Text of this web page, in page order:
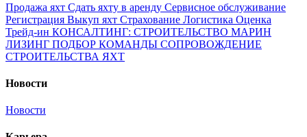
Продажа яхт Сдать яхту в аренду Сервисное обслуживание
Регистрация Выкуп яхт Страхование Логистика Оценка
Трейд-ин КОНСАЛТИНГ: СТРОИТЕЛЬСТВО МАРИН
ЛИЗИНГ ПОДБОР КОМАНДЫ СОПРОВОЖДЕНИЕ
СТРОИТЕЛЬСТВА ЯХТ
Новости
Новости